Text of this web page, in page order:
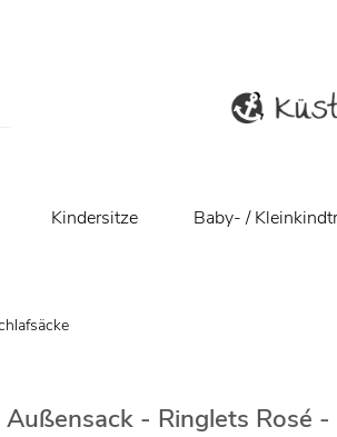
Kindersitze Baby- /
- Ringlets Rosé -